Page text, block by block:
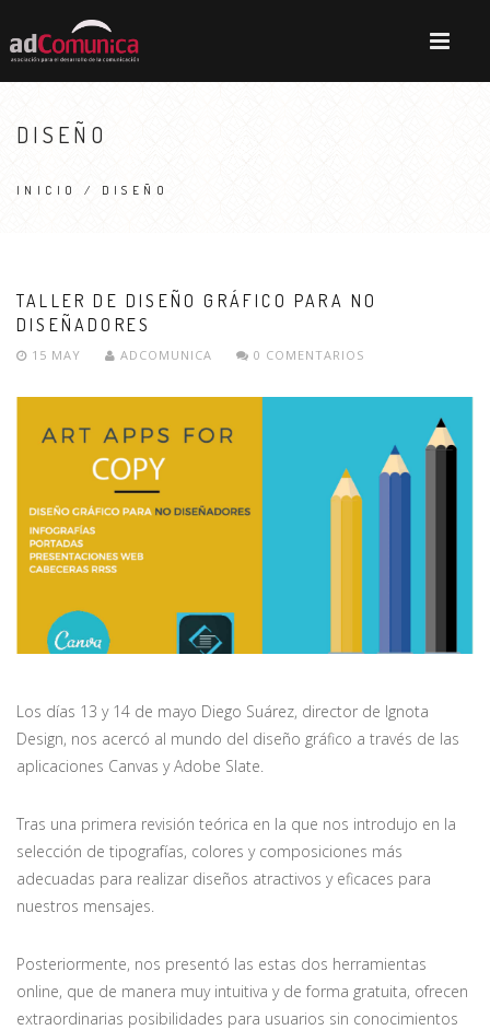
DISEÑO
INICIO / DISEÑO
TALLER DE DISEÑO GRÁFICO PARA NO
DISEÑADORES
15 MAY ADCOMUNICA 0 COMENTARIOS
Los días 13 y 14 de mayo Diego Suárez, director de Ignota
Design, nos acercó al mundo del diseño gráfico a través de las
aplicaciones Canvas y Adobe Slate.
Tras una primera revisión teórica en la que nos introdujo en la
selección de tipografías, colores y composiciones más
adecuadas para realizar diseños atractivos y eficaces para
nuestros mensajes.
Posteriormente, nos presentó las estas dos herramientas
online, que de manera muy intuitiva y de forma gratuita, ofrecen
extraordinarias posibilidades para usuarios sin conocimientos